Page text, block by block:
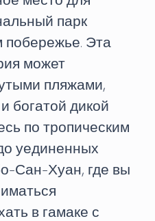
парк
побережье. Эта
может
пляжами,
богатой дикой
по тропическим
уединенных
Сан-Хуан, где вы
в гамаке с